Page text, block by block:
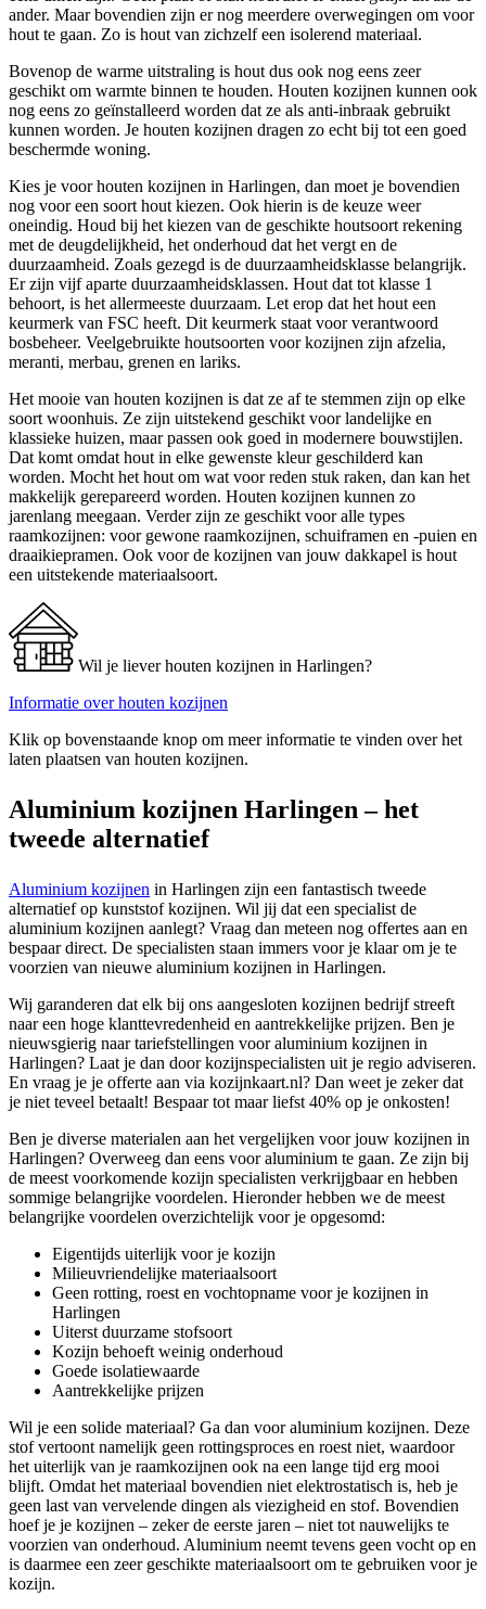
ander. Maar bovendien zijn er nog meerdere overwegingen om voor
hout te gaan. Zo is hout van zichzelf een isolerend materiaal.
Bovenop de warme uitstraling is hout dus ook nog eens zeer
geschikt om warmte binnen te houden. Houten kozijnen kunnen ook
nog eens zo geïnstalleerd worden dat ze als anti-inbraak gebruikt
kunnen worden. Je houten kozijnen dragen zo echt bij tot een goed
beschermde woning.
Kies je voor houten kozijnen in Harlingen, dan moet je bovendien
nog voor een soort hout kiezen. Ook hierin is de keuze weer
oneindig. Houd bij het kiezen van de geschikte houtsoort rekening
met de deugdelijkheid, het onderhoud dat het vergt en de
duurzaamheid. Zoals gezegd is de duurzaamheidsklasse belangrijk.
Er zijn vijf aparte duurzaamheidsklassen. Hout dat tot klasse 1
behoort, is het allermeeste duurzaam. Let erop dat het hout een
keurmerk van FSC heeft. Dit keurmerk staat voor verantwoord
bosbeheer. Veelgebruikte houtsoorten voor kozijnen zijn afzelia,
meranti, merbau, grenen en lariks.
Het mooie van houten kozijnen is dat ze af te stemmen zijn op elke
soort woonhuis. Ze zijn uitstekend geschikt voor landelijke en
klassieke huizen, maar passen ook goed in modernere bouwstijlen.
Dat komt omdat hout in elke gewenste kleur geschilderd kan
worden. Mocht het hout om wat voor reden stuk raken, dan kan het
makkelijk gerepareerd worden. Houten kozijnen kunnen zo
jarenlang meegaan. Verder zijn ze geschikt voor alle types
raamkozijnen: voor gewone raamkozijnen, schuiframen en -puien en
draaikiepramen. Ook voor de kozijnen van jouw dakkapel is hout
een uitstekende materiaalsoort.
Wil je liever houten kozijnen in Harlingen?
Informatie over houten kozijnen
Klik op bovenstaande knop om meer informatie te vinden over het
laten plaatsen van houten kozijnen.
Aluminium kozijnen Harlingen – het
tweede alternatief
Aluminium kozijnen in Harlingen zijn een fantastisch tweede
alternatief op kunststof kozijnen. Wil jij dat een specialist de
aluminium kozijnen aanlegt? Vraag dan meteen nog offertes aan en
bespaar direct. De specialisten staan immers voor je klaar om je te
voorzien van nieuwe aluminium kozijnen in Harlingen.
Wij garanderen dat elk bij ons aangesloten kozijnen bedrijf streeft
naar een hoge klanttevredenheid en aantrekkelijke prijzen. Ben je
nieuwsgierig naar tariefstellingen voor aluminium kozijnen in
Harlingen? Laat je dan door kozijnspecialisten uit je regio adviseren.
En vraag je je offerte aan via kozijnkaart.nl? Dan weet je zeker dat
je niet teveel betaalt! Bespaar tot maar liefst 40% op je onkosten!
Ben je diverse materialen aan het vergelijken voor jouw kozijnen in
Harlingen? Overweeg dan eens voor aluminium te gaan. Ze zijn bij
de meest voorkomende kozijn specialisten verkrijgbaar en hebben
sommige belangrijke voordelen. Hieronder hebben we de meest
belangrijke voordelen overzichtelijk voor je opgesomd:
Eigentijds uiterlijk voor je kozijn
Milieuvriendelijke materiaalsoort
Geen rotting, roest en vochtopname voor je kozijnen in
Harlingen
Uiterst duurzame stofsoort
Kozijn behoeft weinig onderhoud
Goede isolatiewaarde
Aantrekkelijke prijzen
Wil je een solide materiaal? Ga dan voor aluminium kozijnen. Deze
stof vertoont namelijk geen rottingsproces en roest niet, waardoor
het uiterlijk van je raamkozijnen ook na een lange tijd erg mooi
blijft. Omdat het materiaal bovendien niet elektrostatisch is, heb je
geen last van vervelende dingen als viezigheid en stof. Bovendien
hoef je je kozijnen – zeker de eerste jaren – niet tot nauwelijks te
voorzien van onderhoud. Aluminium neemt tevens geen vocht op en
is daarmee een zeer geschikte materiaalsoort om te gebruiken voor je
kozijn.